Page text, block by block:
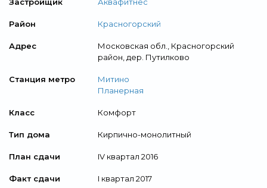
Район Красногорский
Адрес
Московская обл., Красногорский
район, дер. Путилково
Станция метро
Митино
Планерная
Класс Комфорт
Тип дома Кирпично-монолитный
План сдачи IV квартал 2016
Факт сдачи I квартал 2017